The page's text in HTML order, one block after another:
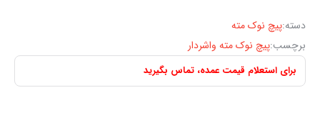
دسته:پیچ نوک مته
برچسب:پیچ نوک مته واشردار
برای استعلام قیمت عمده، تماس بگیرید